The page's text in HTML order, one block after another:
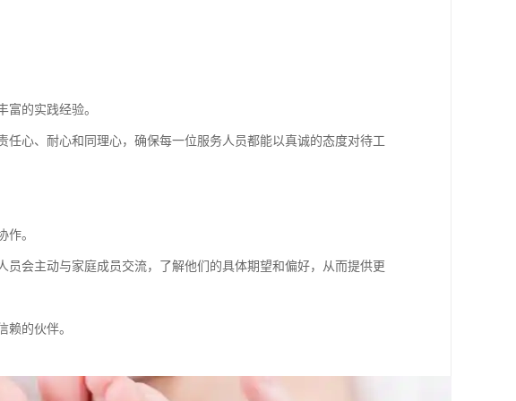
的实践经验。
心、耐心和同理心，确保每一位服务人员都能以真诚的态度对待工
作。
会主动与家庭成员交流，了解他们的具体期望和偏好，从而提供更
的伙伴。